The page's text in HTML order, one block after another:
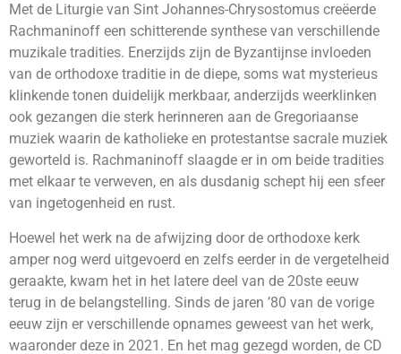
Met de Liturgie van Sint Johannes-Chrysostomus creëerde
Rachmaninoff een schitterende synthese van verschillende
muzikale tradities. Enerzijds zijn de Byzantijnse invloeden
van de orthodoxe traditie in de diepe, soms wat mysterieus
klinkende tonen duidelijk merkbaar, anderzijds weerklinken
ook gezangen die sterk herinneren aan de Gregoriaanse
muziek waarin de katholieke en protestantse sacrale muziek
geworteld is. Rachmaninoff slaagde er in om beide tradities
met elkaar te verweven, en als dusdanig schept hij een sfeer
van ingetogenheid en rust.
Hoewel het werk na de afwijzing door de orthodoxe kerk
amper nog werd uitgevoerd en zelfs eerder in de vergetelheid
geraakte, kwam het in het latere deel van de 20ste eeuw
terug in de belangstelling. Sinds de jaren ’80 van de vorige
eeuw zijn er verschillende opnames geweest van het werk,
waaronder deze in 2021. En het mag gezegd worden, de CD